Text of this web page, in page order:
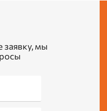
заявку, мы